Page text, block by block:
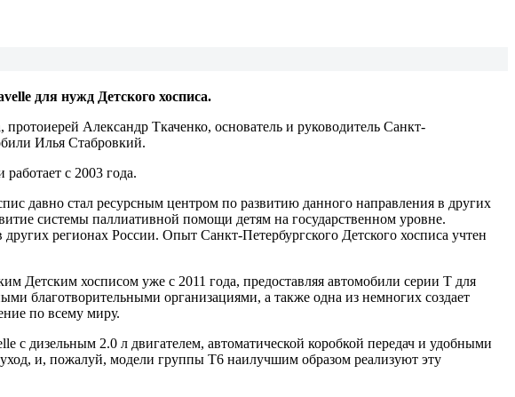
для нужд Детского хосписа.
Александр Ткаченко, основатель и руководитель Санкт-
Илья Стабровкий.
с 2003 года.
давно стал ресурсным центром по развитию данного направления в других
системы паллиативной помощи детям на государственном уровне.
регионах России. Опыт Санкт-Петербургского Детского хосписа учтен
Детским хосписом уже с 2011 года, предоставляя автомобили серии Т для
благотворительными организациями, а также одна из немногих создает
по всему миру.
с дизельным 2.0 л двигателем, автоматической коробкой передач и удобными
и, пожалуй, модели группы Т6 наилучшим образом реализуют эту